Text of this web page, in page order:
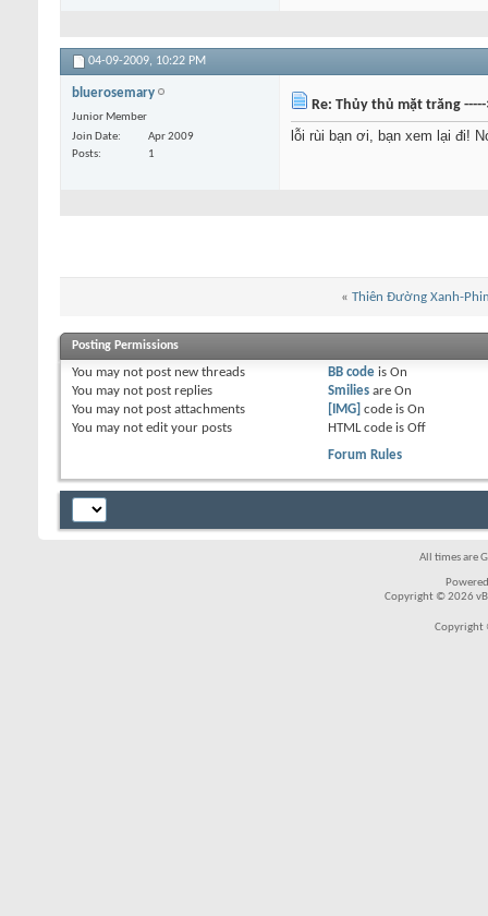
04-09-2009, 10:22 PM
bluerosemary
Junior Member
Join Date
Apr 2009
Posts
1
Re: Thủy thủ mặt trăng
lỗi rùi bạn ơi, bạn xem lại đi!
« Thiên Đường Xanh-
Posting Permissions
You may not post new threads
You may not post replies
You may not post attachments
You may not edit your posts
BB codeis On
Smiliesare On
[IMG] code is On
HTML code is Off
Forum Rules
All times are
Copyright © 2026
Copyright